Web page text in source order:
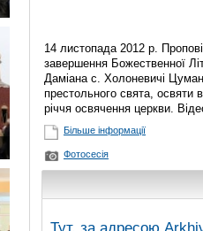
14 листопада 2012 р.
завершення Божественної
Даміана с. Холоневичі
престольного свята, освяти
річчя освячення церкви.
Більше інформації
Фотосесія
Тут, за адресою